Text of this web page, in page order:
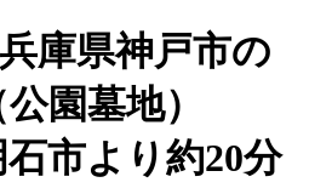
兵庫県神戸市の
園墓地）
市より約20分